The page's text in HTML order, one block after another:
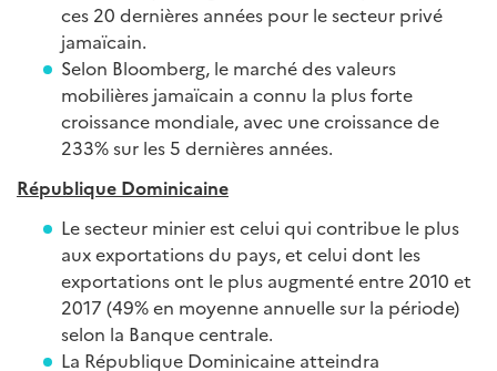
ces 20 dernières années pour le secteur privé
jamaïcain.
Selon Bloomberg, le marché des valeurs
mobilières jamaïcain a connu la plus forte
croissance mondiale, avec une croissance de
233% sur les 5 dernières années.
République Dominicaine
Le secteur minier est celui qui contribue le plus
aux exportations du pays, et celui dont les
exportations ont le plus augmenté entre 2010 et
2017 (49% en moyenne annuelle sur la période)
selon la Banque centrale.
La République Dominicaine atteindra